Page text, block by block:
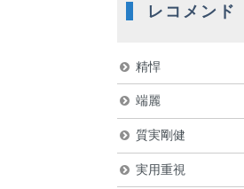
レコメンド
精悍
端麗
質実剛健
実用重視